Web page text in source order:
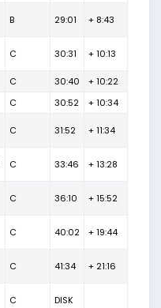
B 29:01 + 8:43
C 30:31 + 10:13
C 30:40
+ 10:22
C 30:52 + 10:34
C 31:52 + 11:34
C 33:46 + 13:28
C 36:10 + 15:52
C 40:02 + 19:44
C 41:34 + 21:16
C DISK